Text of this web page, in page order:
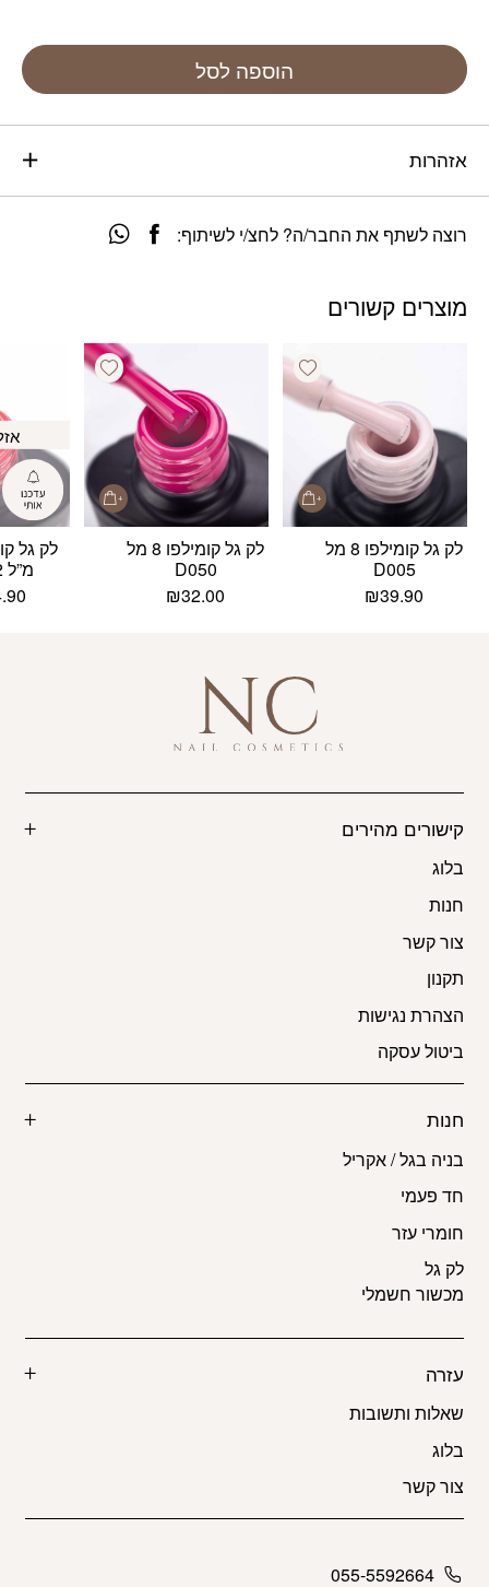
הוספה לסל
אזהרות
רוצה לשתף את החבר/ה? לחצ/י לשיתוף:
מוצרים קשורים
Add wishlist
לק גל קומילפו 8 מל
D005
₪39.90
Add wishlist
לק גל קומילפו 8 מל
D050
₪32.00
מ”ל D082
קישורים מהירים
בלוג
חנות
צור קשר
תקנון
הצהרת נגישות
ביטול עסקה
חנות
בניה בגל / אקריל
חד פעמי
חומרי עזר
לק גל
מכשור חשמלי
עזרה
שאלות ותשובות
בלוג
צור קשר
055-5592664